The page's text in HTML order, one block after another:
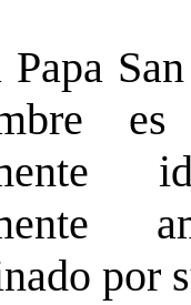
es
por